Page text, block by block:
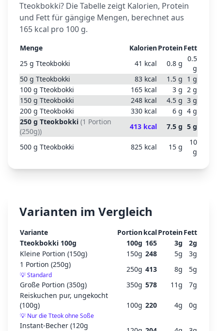
Tteokbokki? Die Tabelle zeigt Kalorien, Protein
und Fett für gängige Mengen, berechnet aus
165 kcal pro 100 g.
Menge KalorienProteinFett
25 g Tteokbokki 41 kcal 0.8 g
0.5
g
50 g Tteokbokki 83 kcal 1.5 g 1 g
100 g Tteokbokki 165 kcal 3 g 2 g
150 g Tteokbokki 248 kcal 4.5 g 3 g
200 g Tteokbokki 330 kcal 6 g 4 g
250 g Tteokbokki (1 Portion
(250g))
413 kcal 7.5 g 5 g
500 g Tteokbokki 825 kcal 15 g
10
g
Varianten im Vergleich
Variante PortionkcalProteinFett
Tteokbokki 100g
100g 165 3g 2g
Kleine Portion (150g)
150g 248 5g 3g
1 Portion (250g)
💡Standard
250g 413 8g 5g
Große Portion (350g)
350g 578 11g 7g
Reiskuchen pur, ungekocht
(100g)
💡 Nur die Tteok ohne Soße
100g 220 4g 0g
Instant-Becher (120g